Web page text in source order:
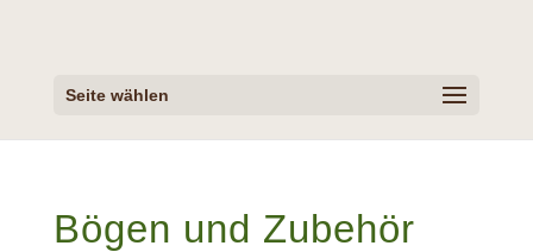
Seite wählen
Bögen und Zubehör